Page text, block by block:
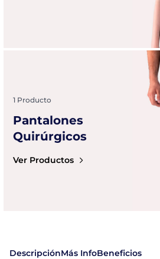
1 Producto
Pantalones
Quirúrgicos
Ver Productos
DescripciónMás InfoBeneficios